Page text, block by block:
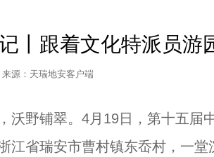
丨跟着文化特派员
来源：天瑞地安客户端
野铺翠。4月19日，第十五届
省瑞安市曹村镇东岙村，一堂